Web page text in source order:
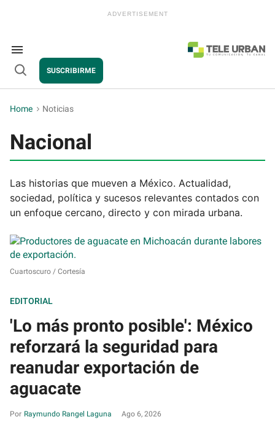
Search
&
Section
Navigation
Open
SUSCRIBIRME
Home > Noticias
Nacional
Las historias que mueven a México. Actualidad,
sociedad, política y sucesos relevantes contados con
un enfoque cercano, directo y con mirada urbana.
Cuartoscuro / Cortesía
EDITORIAL
'Lo más pronto posible': México
reforzará la seguridad para
reanudar exportación de
aguacate
Raymundo Rangel Laguna Ago 6, 2026